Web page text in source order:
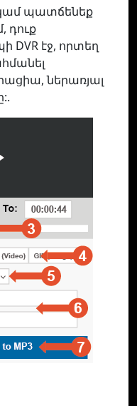
կամ պատճենեք
դուք
DVR էջ, որտեղ
ներառյալ